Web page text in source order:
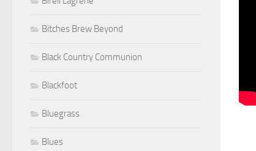
Bitches Brew Beyond
Black Country Communion
Blackfoot
Bluegrass
Blues